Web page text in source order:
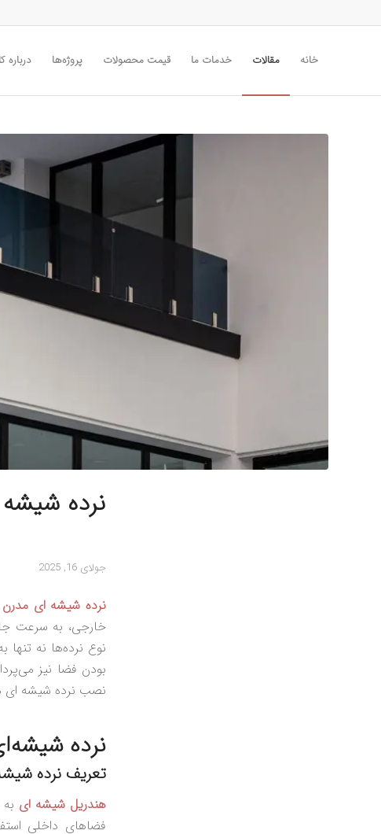
خانه مقالات خدمات ما قیمت محصولات پروژه‌ها درباره
نرده
جولای 16, 2025
نرده شیشه‌ ای مدرن
خارجی، به سرعت
نوع نرده‌ها نه
بودن فضا نیز
نصب نرده شیشه‌ ای
نرده
تعریف نرده
هندریل شیشه‌ ای
فضاهای داخلی